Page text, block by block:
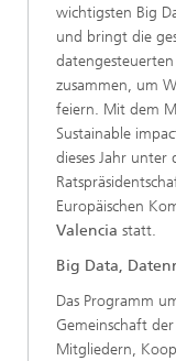
wichtigsten Big
und bringt die
zusammen, um
feiern. Mit dem
Sustainable
dieses Jahr unter
Europäischen
Valencia statt.
Big Data,
Das Programm
Gemeinschaft der
Mitgliedern,